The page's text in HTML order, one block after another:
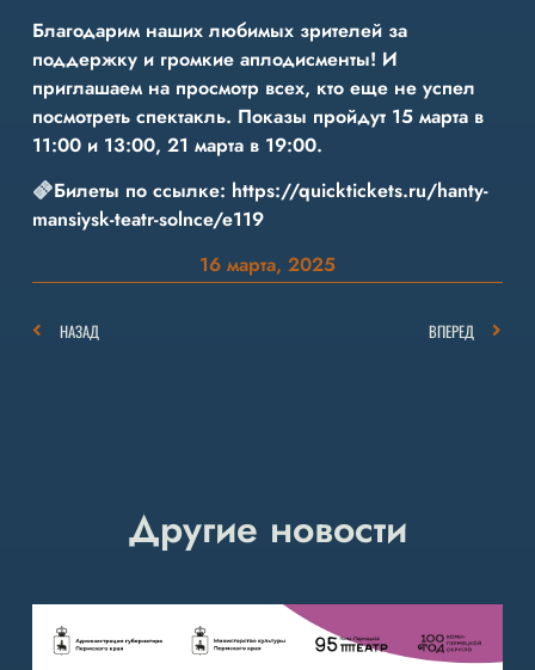
Благодарим наших любимых зрителей за
поддержку и громкие аплодисменты! И
приглашаем на просмотр всех, кто еще не успел
посмотреть спектакль. Показы пройдут 15 марта в
11:00 и 13:00, 21 марта в 19:00.
Билеты по ссылке: https://quicktickets.ru/hanty-
mansiysk-teatr-solnce/e119
16 марта, 2025
НАЗАД ВПЕРЕД
Другие новости